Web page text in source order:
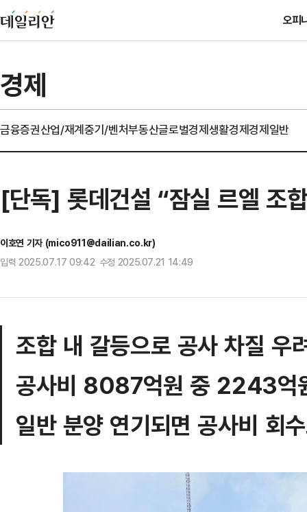
오피
경제
금융증권산업/재계중기/벤처부동산글로벌경제생활경제경제일반
[단독] 롯데건설 “잠실 르엘 조
이호연 기자 (mico911@dailian.co.kr)
입력 2025.07.17 09:42 수정 2025.07.21 14:49
조합 내 갈등으로 공사 차질 우
공사비 8087억원 중 2243억
일반 분양 연기되면 공사비 회